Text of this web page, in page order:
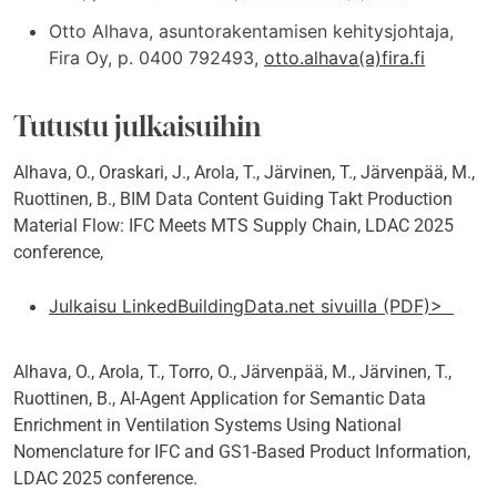
Otto Alhava, asuntorakentamisen kehitysjohtaja,
Fira Oy, p. 0400 792493, otto.alhava(a)fira.fi
Tutustu julkaisuihin
Alhava, O., Oraskari, J., Arola, T., Järvinen, T., Järvenpää, M.,
Ruottinen, B., BIM Data Content Guiding Takt Production
Material Flow: IFC Meets MTS Supply Chain, LDAC 2025
conference,
Julkaisu LinkedBuildingData.net sivuilla (PDF)>
Alhava, O., Arola, T., Torro, O., Järvenpää, M., Järvinen, T.,
Ruottinen, B., AI-Agent Application for Semantic Data
Enrichment in Ventilation Systems Using National
Nomenclature for IFC and GS1-Based Product Information,
LDAC 2025 conference.